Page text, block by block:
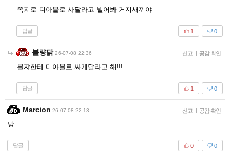
쪽지로 디아블로 사달라고 빌어봐 거지새끼야
답글 0
1
불량닭 26-07-08 22:36 신고 | 공감 확인
블쟈한테 디아블로 싸게달라고 해!!!
답글 0
1
Marcion 26-07-08 22:13 신고 | 공감 확인
망
답글 0
0